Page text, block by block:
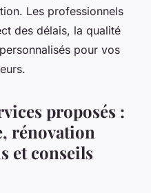
Les professionnels
des délais, la qualité
pour vos
proposés :
rénovation
et conseils